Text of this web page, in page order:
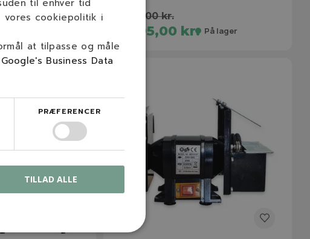
3.995,00 kr.
3.495,00 kr. På lager
til enhver tid
cookiepolitik i
at tilpasse og måle
Google's Business Data
PRÆFERENCER
TILLAD ALLE